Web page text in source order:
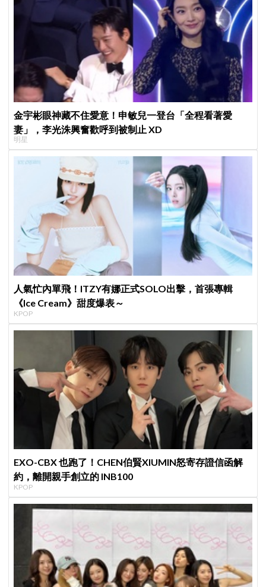
金宇彬眼神藏不住愛意！申敏兒一登台「全程看著愛
妻」，李光洙興奮歡呼到被制止 XD
明星
人氣忙內單飛！ITZY有娜正式SOLO出擊，首張專輯
《Ice Cream》甜度爆表～
KPOP
EXO-CBX 也跑了！CHEN伯賢XIUMIN怒寄存證信函解
約，離開親手創立的 INB100
KPOP